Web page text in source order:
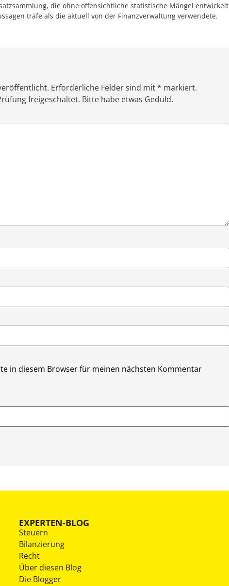
die ohne offensichtliche statistische Mängel entwickelt
träfe als die aktuell von der Finanzverwaltung verwendete.
Erforderliche Felder sind mit * markiert.
freigeschaltet. Bitte habe etwas Geduld.
in diesem Browser für meinen nächsten Kommentar
EXPERTEN-BLOG
Steuern
Bilanzierung
Recht
Über diesen Blog
Die Blogger